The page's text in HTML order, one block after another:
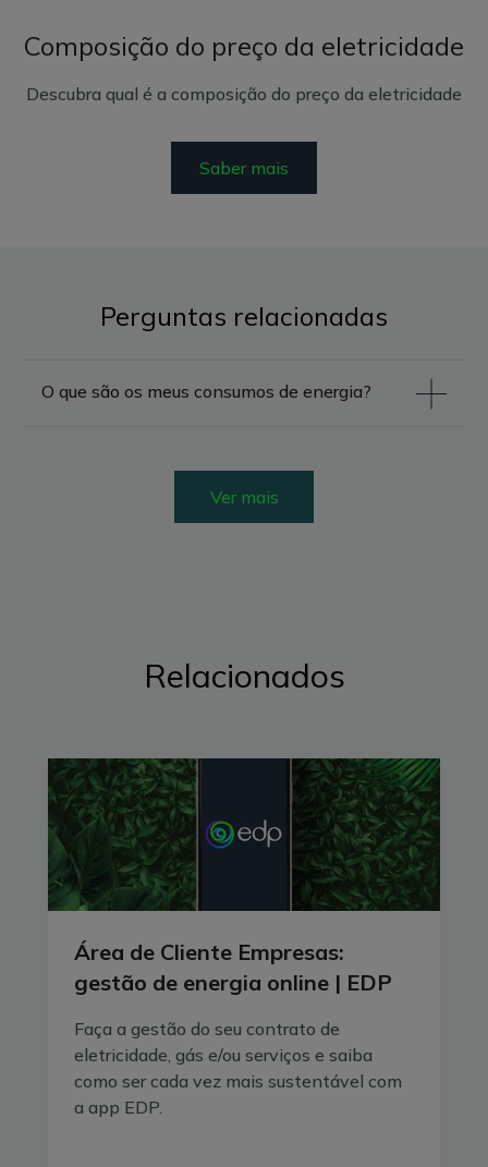
Composição do preço da eletricidade
Descubra qual é a composição do preço da eletricidade
Saber mais
Perguntas relacionadas
O que são os meus consumos de energia?
Ver mais
Relacionados
Área de Cliente Empresas:
gestão de energia online | EDP
Faça a gestão do seu contrato de
eletricidade, gás e/ou serviços e saiba
como ser cada vez mais sustentável com
a app EDP.